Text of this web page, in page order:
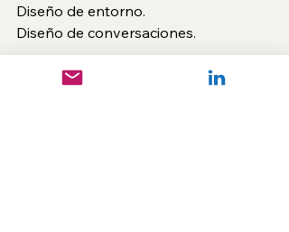
Diseño de entorno.
Diseño de conversaciones.
La autoexigencia sin arquitectura